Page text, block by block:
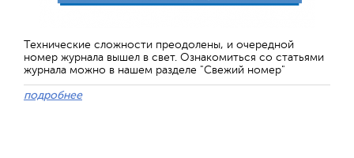
Технические сложности преодолены, и очередной
номер журнала вышел в свет. Ознакомиться со статьями
журнала можно в нашем разделе "Свежий номер"
подробнее